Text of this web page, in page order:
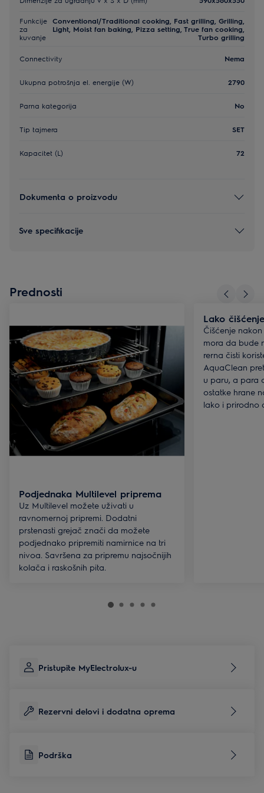
Funkcije
za
kuvanje
Conventional/Traditional cooking, Fast grilling, Grilling,
Light, Moist fan baking, Pizza setting, True fan cooking,
Turbo grilling
Connectivity Nema
Ukupna potrošnja el. energije (W) 2790
Parna kategorija No
Tip tajmera SET
Kapacitet (L) 72
Dokumenta o proizvodu
Sve specifikacije
Prednosti
Podjednaka Multilevel priprema
Uz Multilevel možete uživati u
ravnomernoj pripremi. Dodatni
prstenasti grejač znači da možete
podjednako pripremiti namirnice na tri
nivoa. Savršena za pripremu najsočnijih
kolača i raskošnih pita.
Lako
Čišćenje
mora da bude
rerna čisti
AquaClean
u paru, a para
ostatke hrane
lako i prirodno
Pristupite MyElectrolux-u
Rezervni delovi i dodatna oprema
Podrška